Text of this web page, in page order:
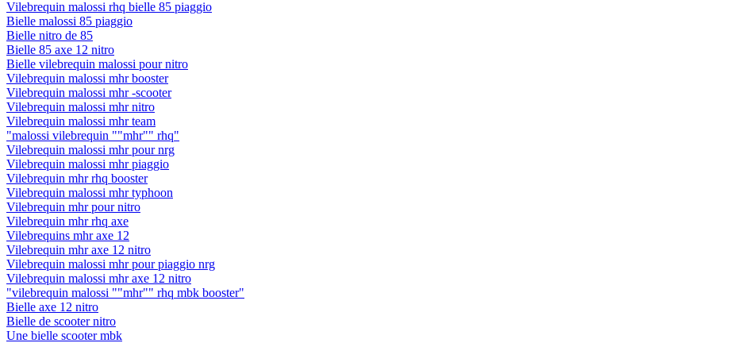
Vilebrequin malossi rhq bielle 85 piaggio
Bielle malossi 85 piaggio
Bielle nitro de 85
Bielle 85 axe 12 nitro
Bielle vilebrequin malossi pour nitro
Vilebrequin malossi mhr booster
Vilebrequin malossi mhr -scooter
Vilebrequin malossi mhr nitro
Vilebrequin malossi mhr team
"malossi vilebrequin ""mhr"" rhq"
Vilebrequin malossi mhr pour nrg
Vilebrequin malossi mhr piaggio
Vilebrequin mhr rhq booster
Vilebrequin malossi mhr typhoon
Vilebrequin mhr pour nitro
Vilebrequin mhr rhq axe
Vilebrequins mhr axe 12
Vilebrequin mhr axe 12 nitro
Vilebrequin malossi mhr pour piaggio nrg
Vilebrequin malossi mhr axe 12 nitro
"vilebrequin malossi ""mhr"" rhq mbk booster"
Bielle axe 12 nitro
Bielle de scooter nitro
Une bielle scooter mbk